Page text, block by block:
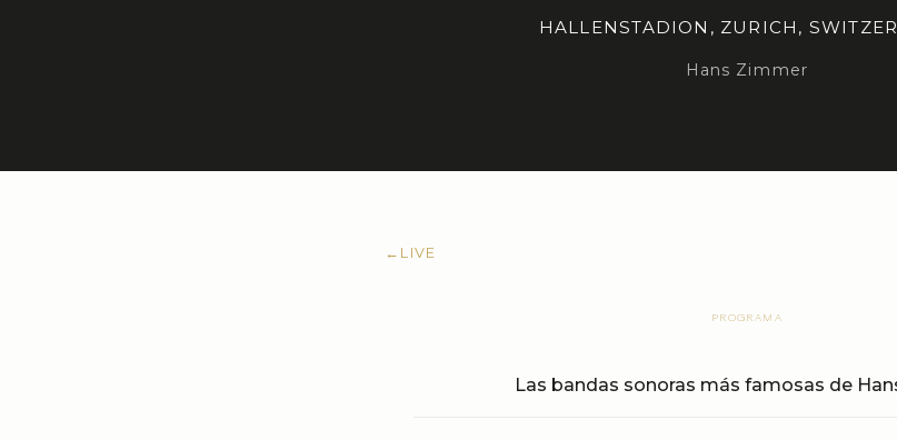
HALLENSTADION, ZURICH,
Hans Zimmer
← LIVE
PROGRAMA
Las bandas sonoras más famosas de